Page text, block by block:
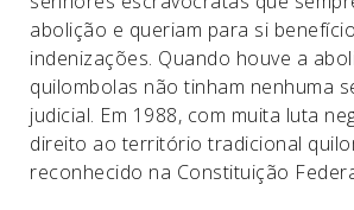
abolição e queriam para si
indenizações. Quando houve a
quilombolas não tinham nenhuma
judicial. Em 1988, com muita luta
direito ao território tradicional
reconhecido na Constituição